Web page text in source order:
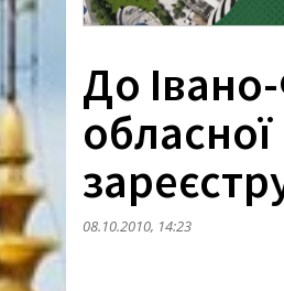
До
08.10.2010, 14:23